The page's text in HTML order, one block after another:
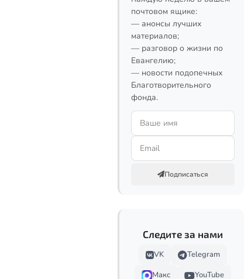
почтовом ящике:
— анонсы лучших
материалов;
— разговор о жизни по
Евангелию;
— новости подопечных
Благотворительного
фонда.
Подписаться
Следите за нами
VK
Telegram
Макс
YouTube